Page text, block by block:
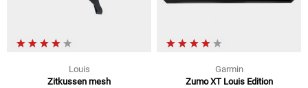
Louis
Zitkussen mesh
Garmin
Zumo XT Louis Edition